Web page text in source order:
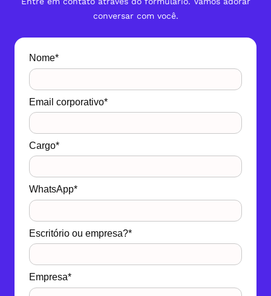
conversar com você.
Nome*
Email corporativo*
Cargo*
WhatsApp*
Escritório ou empresa?*
Empresa*